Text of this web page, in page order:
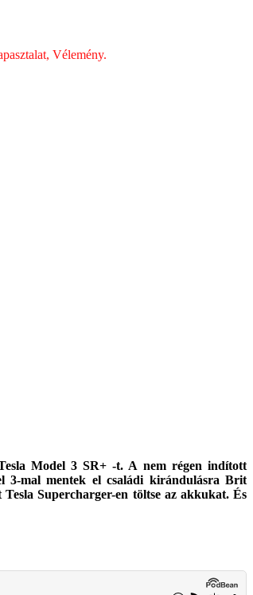
Vélemény.
Model 3 SR+ -t. A nem régen indított
3-mal mentek el családi kirándulásra Brit
Supercharger-en töltse az akkukat. És